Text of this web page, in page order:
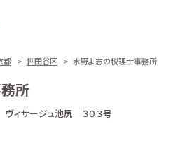
都 世田谷区 水野よ志の税理士事務所
所
ィサージュ池尻 ３０３号